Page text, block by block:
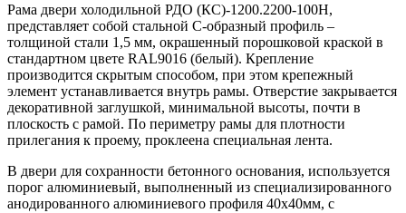
Рама двери холодильной РДО (КС)-1200.2200-100Н,
представляет собой стальной С-образный профиль –
толщиной стали 1,5 мм, окрашенный порошковой краской в
стандартном цвете RAL9016 (белый). Крепление
производится скрытым способом, при этом крепежный
элемент устанавливается внутрь рамы. Отверстие закрывается
декоративной заглушкой, минимальной высоты, почти в
плоскость с рамой. По периметру рамы для плотности
прилегания к проему, проклеена специальная лента.
В двери для сохранности бетонного основания, используется
порог алюминиевый, выполненный из специализированного
анодированного алюминиевого профиля 40х40мм, с